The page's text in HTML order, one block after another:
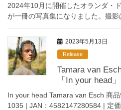
2024年10月に開催したオランダ・
が一冊の写真集になりました。撮
2023年5月13日
Release
Tamara van
「In your head
In your head Tamara van Esch 商
1035 | JAN：4582147280584 | 定